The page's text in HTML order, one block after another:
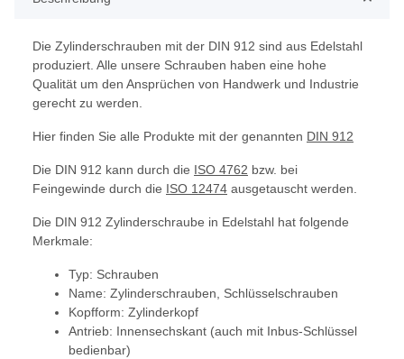
Die Zylinderschrauben mit der DIN 912 sind aus Edelstahl
produziert. Alle unsere Schrauben haben eine hohe
Qualität um den Ansprüchen von Handwerk und Industrie
gerecht zu werden.
Hier finden Sie alle Produkte mit der genannten DIN 912
Die DIN 912 kann durch die ISO 4762 bzw. bei
Feingewinde durch die ISO 12474 ausgetauscht werden.
Die DIN 912 Zylinderschraube in Edelstahl hat folgende
Merkmale:
Typ: Schrauben
Name: Zylinderschrauben, Schlüsselschrauben
Kopfform: Zylinderkopf
Antrieb: Innensechskant (auch mit Inbus-Schlüssel
bedienbar)